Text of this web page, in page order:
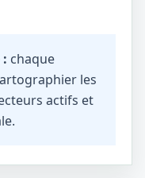
chaque
les
actifs et